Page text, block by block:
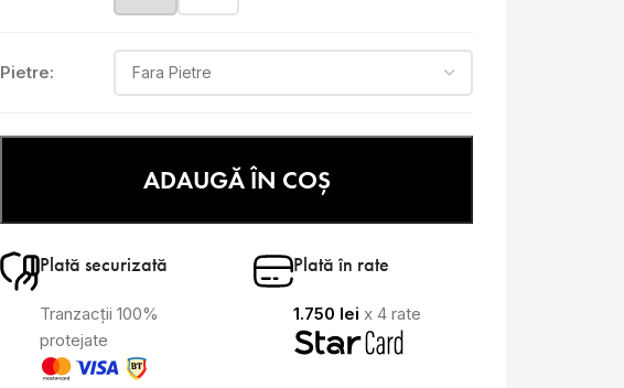
Pietre:
ADAUGĂ ÎN COȘ
Plată securizată
Tranzacții 100%
protejate
Plată în rate
1.750 lei x 4 rate